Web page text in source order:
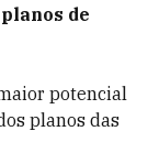
de
potencial
planos das